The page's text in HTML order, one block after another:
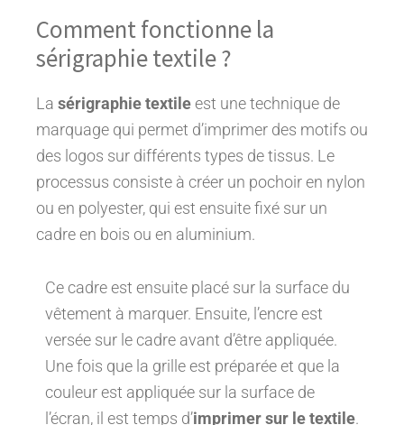
Comment fonctionne la
sérigraphie textile ?
La sérigraphie textileest une technique de
marquage qui permet d’imprimer des motifs ou
des logos sur différents types de tissus. Le
processus consiste à créer un pochoir en nylon
ou en polyester, qui est ensuite fixé sur un
cadre en bois ou en aluminium.
Ce cadre est ensuite placé sur la surface du
vêtement à marquer. Ensuite, l’encre est
versée sur le cadre avant d’être appliquée.
Une fois que la grille est préparée et que la
couleur est appliquée sur la surface de
l’écran, il est temps d’imprimer sur le textile.